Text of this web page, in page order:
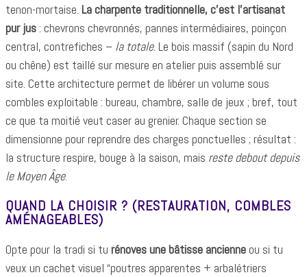
tenon-mortaise. La charpente traditionnelle, c’est l’artisanat
pur jus: chevrons chevronnés, pannes intermédiaires, poinçon
central, contrefiches – la totale. Le bois massif (sapin du Nord
ou chêne) est taillé sur mesure en atelier puis assemblé sur
site. Cette architecture permet de libérer un volume sous
combles exploitable : bureau, chambre, salle de jeux ; bref, tout
ce que ta moitié veut caser au grenier. Chaque section se
dimensionne pour reprendre des charges ponctuelles ; résultat :
la structure respire, bouge à la saison, mais reste debout depuis
le Moyen Âge.
QUAND LA CHOISIR ? (RESTAURATION, COMBLES
AMÉNAGEABLES)
Opte pour la tradi si tu rénoves une bâtisse ancienneou si tu
veux un cachet visuel “poutres apparentes + arbalétriers